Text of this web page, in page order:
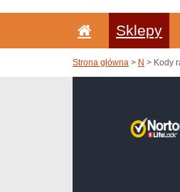
Sklepy
Strona główna > N > Kody